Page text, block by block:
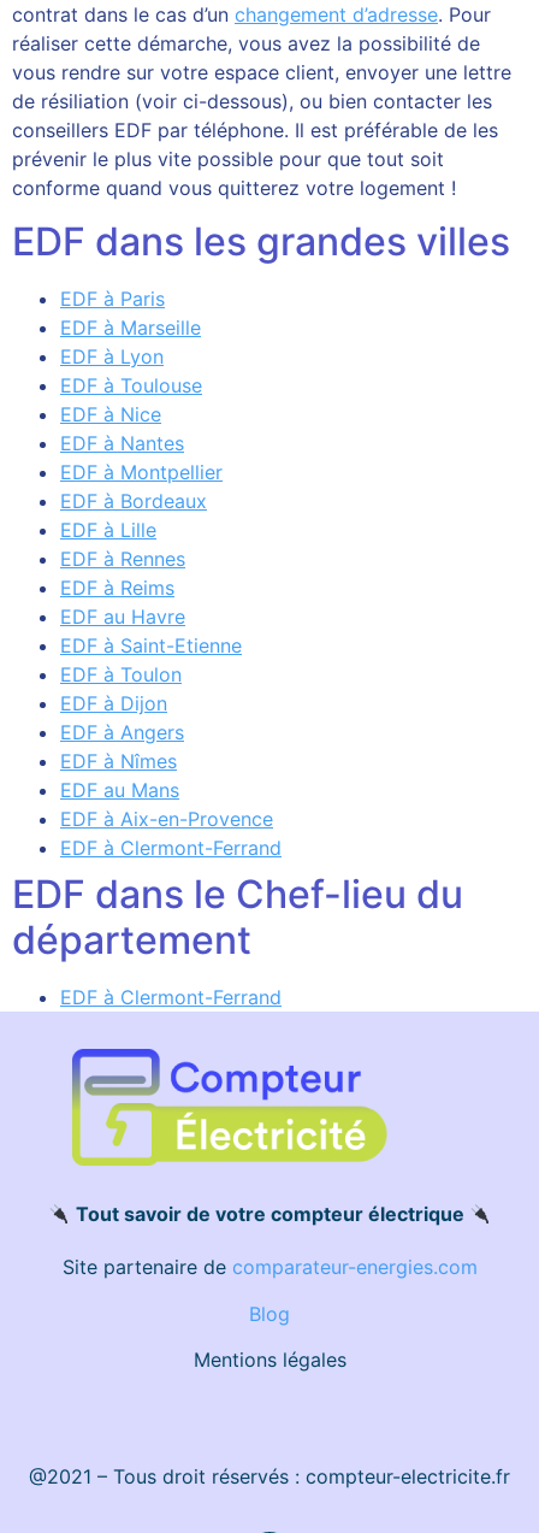
contrat dans le cas d’un changement d’adresse. Pour
réaliser cette démarche, vous avez la possibilité de
vous rendre sur votre espace client, envoyer une lettre
de résiliation (voir ci-dessous), ou bien contacter les
conseillers EDF par téléphone. Il est préférable de les
prévenir le plus vite possible pour que tout soit
conforme quand vous quitterez votre logement !
EDF dans les grandes villes
EDF à Paris
EDF à Marseille
EDF à Lyon
EDF à Toulouse
EDF à Nice
EDF à Nantes
EDF à Montpellier
EDF à Bordeaux
EDF à Lille
EDF à Rennes
EDF à Reims
EDF au Havre
EDF à Saint-Etienne
EDF à Toulon
EDF à Dijon
EDF à Angers
EDF à Nîmes
EDF au Mans
EDF à Aix-en-Provence
EDF à Clermont-Ferrand
EDF dans le Chef-lieu du
département
EDF à Clermont-Ferrand
Tout savoir de votre compteur électrique
Site partenaire de comparateur-energies.com
Blog
Mentions légales
@2021 – Tous droit réservés : compteur-electricite.fr